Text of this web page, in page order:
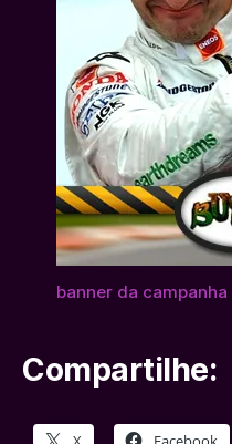
banner da campanha
Compartilhe: